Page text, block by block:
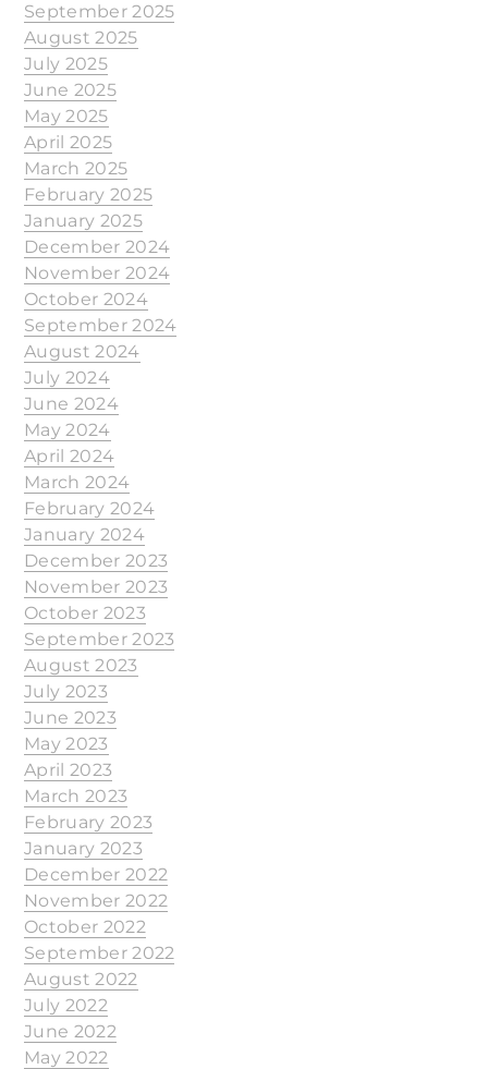
September 2025
August 2025
July 2025
June 2025
May 2025
April 2025
March 2025
February 2025
January 2025
December 2024
November 2024
October 2024
September 2024
August 2024
July 2024
June 2024
May 2024
April 2024
March 2024
February 2024
January 2024
December 2023
November 2023
October 2023
September 2023
August 2023
July 2023
June 2023
May 2023
April 2023
March 2023
February 2023
January 2023
December 2022
November 2022
October 2022
September 2022
August 2022
July 2022
June 2022
May 2022